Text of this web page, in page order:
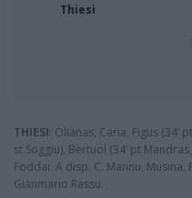
Thiesi
THIESI: Olianas, Caria, Figus (34’
st Soggiu), Bertuol (34’ pt
Foddai. A disp. C. Mannu, Musina,
Gianmario Rassu.